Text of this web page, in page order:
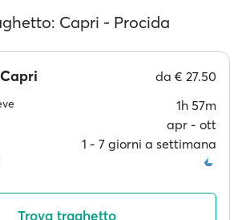
Capri - Procida
Capri da € 27.50
1h 57m
apr ‐ ott
1 ‐ 7 giorni a settimana
Trova traghetto